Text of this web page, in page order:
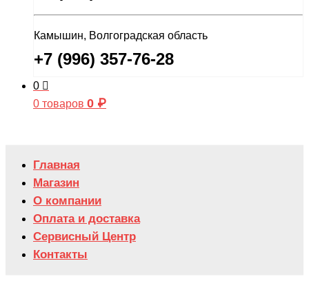
Камышин, Волгоградская область
+7 (996) 357-76-28
0
0 товаров 0 ₽
Главная
Магазин
О компании
Оплата и доставка
Сервисный Центр
Контакты